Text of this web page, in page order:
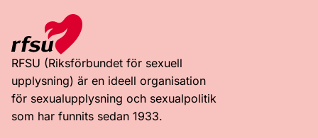
RFSU (Riksförbundet för sexuell
upplysning) är en ideell organisation
för sexualupplysning och sexualpolitik
som har funnits sedan 1933.